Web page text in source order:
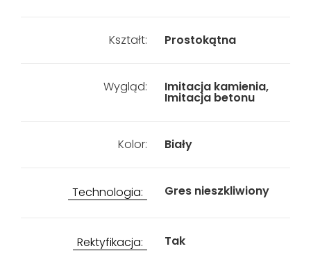
Kształt: Prostokątna
Wygląd: Imitacja kamienia,
Imitacja betonu
Kolor: Biały
Technologia: Gres nieszkliwiony
Rektyfikacja: Tak